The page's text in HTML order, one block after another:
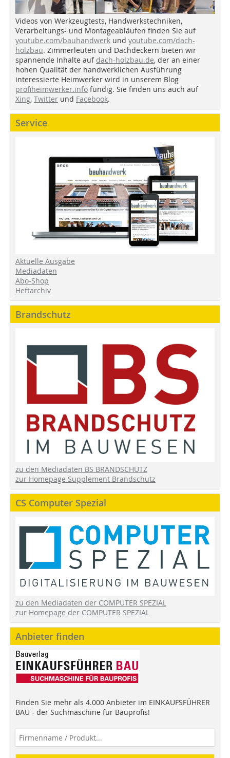
Videos von Werkzeugtests, Handwerkstechniken,
Verarbeitungs- und Montageabläufen finden Sie auf
youtube.com/bauhandwerk und youtube.com/dach-
holzbau. Zimmerleuten und Dachdeckern bieten wir
spannende Inhalte auf dach-holzbau.de, der an einer
hohen Qualität der handwerklichen Ausführung
interessierte Heimwerker wird in unserem Blog
profiheimwerker.info fündig. Sie finden uns auch auf
Xing, Twitter und Facebook.
Service
Aktuelle Ausgabe
Mediadaten
Abo-Shop
Heftarchiv
Brandschutz
zu den Mediadaten BS BRANDSCHUTZ
zur Homepage Supplement Brandschutz
CS Computer Spezial
zu den Mediadaten der COMPUTER SPEZIAL
zur Homepage der COMPUTER SPEZIAL
Anbieter finden
Finden Sie mehr als 4.000 Anbieter im EINKAUFSFÜHRER
BAU - der Suchmaschine für Bauprofis!